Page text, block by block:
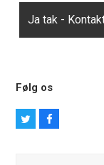
Følg os
T
F